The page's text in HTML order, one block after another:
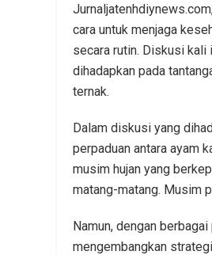
cara untuk menjaga
secara rutin. Diskusi kali
dihadapkan pada
ternak.
Dalam diskusi yang
perpaduan antara ayam
musim hujan yang
matang-matang. Musim
Namun, dengan
mengembangkan